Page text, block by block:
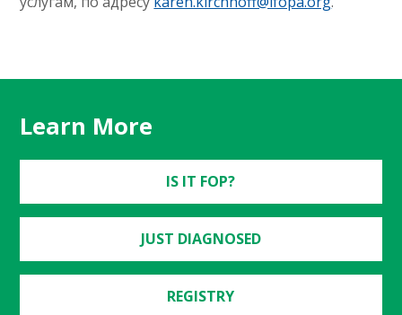
Learn More
IS IT FOP?
JUST DIAGNOSED
REGISTRY